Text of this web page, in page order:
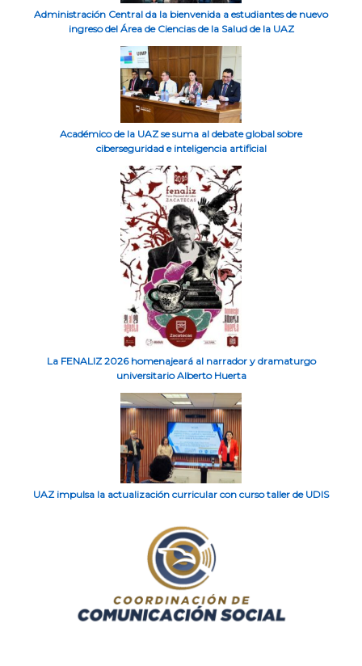
Administración Central da la bienvenida a estudiantes de nuevo
ingreso del Área de Ciencias de la Salud de la UAZ
Académico de la UAZ se suma al debate global sobre
ciberseguridad e inteligencia artificial
La FENALIZ 2026 homenajeará al narrador y dramaturgo
universitario Alberto Huerta
UAZ impulsa la actualización curricular con curso taller de UDIS